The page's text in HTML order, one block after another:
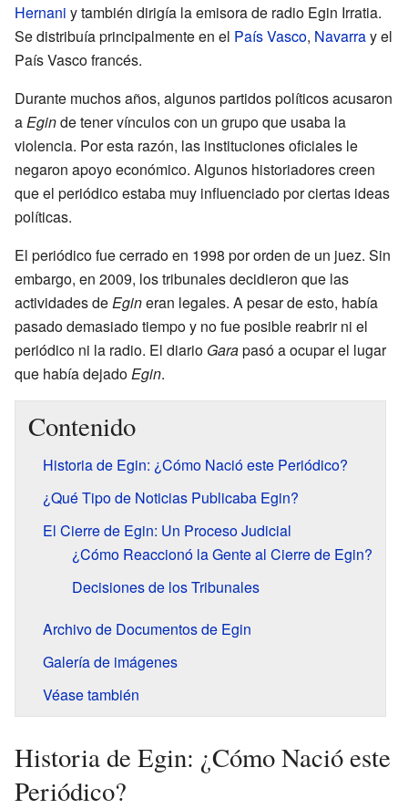
Hernani y también dirigía la emisora de radio Egin Irratia.
Se distribuía principalmente en el País Vasco, Navarray el
País Vasco francés.
Durante muchos años, algunos partidos políticos acusaron
aEginde tener vínculos con un grupo que usaba la
violencia. Por esta razón, las instituciones oficiales le
negaron apoyo económico. Algunos historiadores creen
que el periódico estaba muy influenciado por ciertas ideas
políticas.
El periódico fue cerrado en 1998 por orden de un juez. Sin
embargo, en 2009, los tribunales decidieron que las
actividades deEgineran legales. A pesar de esto, había
pasado demasiado tiempo y no fue posible reabrir ni el
periódico ni la radio. El diario Garapasó a ocupar el lugar
que había dejadoEgin.
Contenido
Historia de Egin: ¿Cómo Nació este Periódico?
¿Qué Tipo de Noticias Publicaba Egin?
El Cierre de Egin: Un Proceso Judicial
¿Cómo Reaccionó la Gente al Cierre de Egin?
Decisiones de los Tribunales
Archivo de Documentos de Egin
Galería de imágenes
Véase también
Historia de Egin: ¿Cómo Nació este
Periódico?